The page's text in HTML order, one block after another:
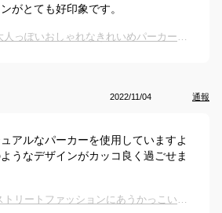
がとても好印象です。
【メンズパーカー】大人っぽいおしゃれなきれいめパーカーは？
2022/11/04 通報
アルなパーカーを使用していますよ
うなデザインがカッコ良く過ごせま
【メンズパーカー】ストリートファッションにあうかっこいいパーカーは？